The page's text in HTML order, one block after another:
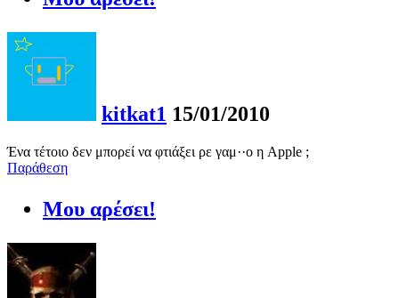
kitkat1 15/01/2010
Ένα τέτοιο δεν μπορεί να φτιάξει ρε γαμ··ο η Apple ;
Παράθεση
Μου αρέσει!